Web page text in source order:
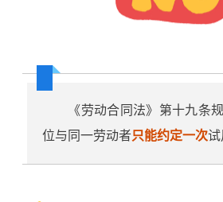
《劳动合同法》第十九条规
位与同一劳动者只能约定一次试